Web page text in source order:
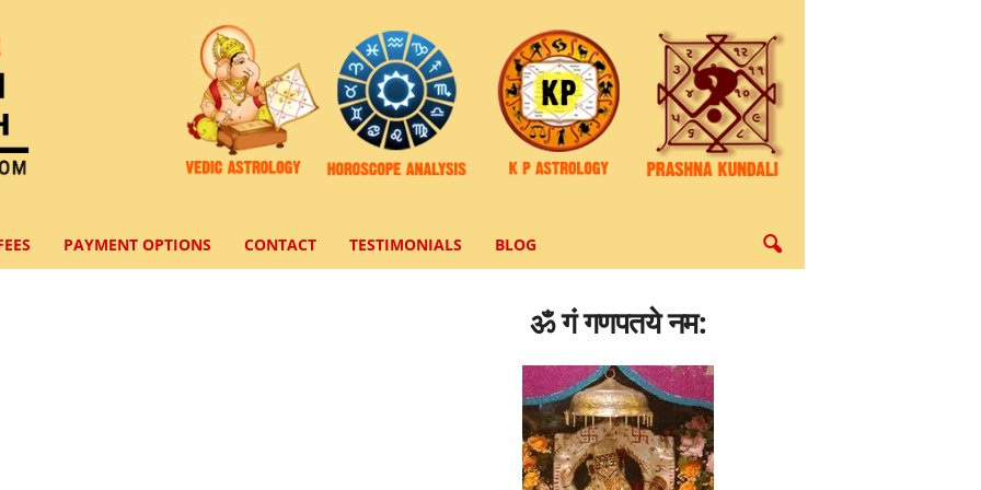
PAYMENT OPTIONS CONTACT TESTIMONIALS BLOG
ॐ गं गणपतये नम: